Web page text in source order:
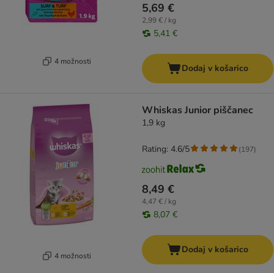
4 možnosti
5,69 €
2,99 € / kg
5,41 €
Dodaj v košarico
4 možnosti
Whiskas Junior piščanec
1,9 kg
8,49 €
4,47 € / kg
8,07 €
Rating: 4.6/5 (197)
Dodaj v košarico